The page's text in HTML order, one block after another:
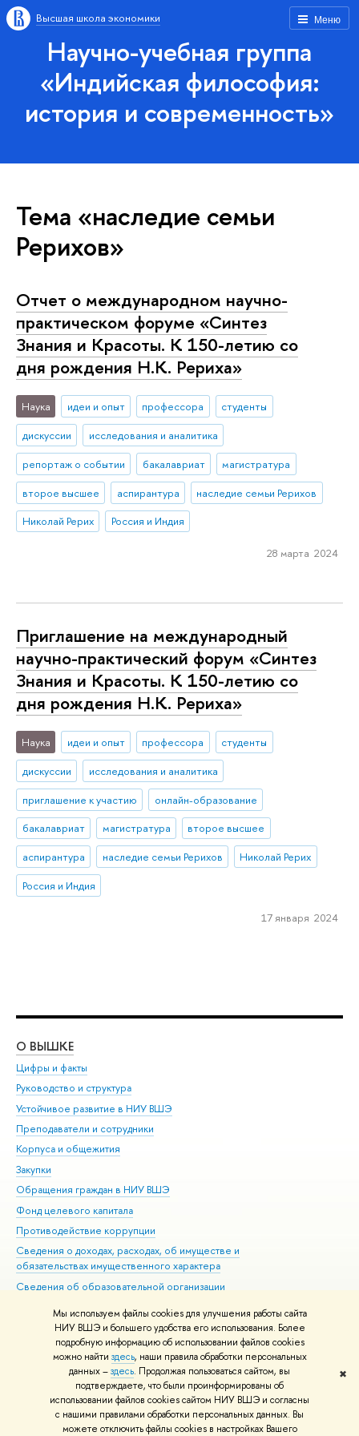
Мы используем файлы cookies для улучшения работы сайта
НИУ ВШЭ и большего удобства его использования. Более
подробную информацию об использовании файлов cookies
можно найти здесь, наши правила обработки персональных
данных –здесь. Продолжая пользоваться сайтом, вы
подтверждаете, что были проинформированы об
использовании файлов cookies сайтом НИУ ВШЭ и согласны
с нашими правилами обработки персональных данных. Вы
можете отключить файлы cookies в настройках Вашего
✖
Меню
Высшая школа экономики
Научно-учебная группа
«Индийская философия:
история и современность»
Тема «наследие семьи
Рерихов»
Отчет о международном научно-
практическом форуме «Синтез
Знания и Красоты. К 150-летию со
дня рождения Н.К. Рериха»
Наука идеи и опыт профессора
студенты
дискуссии
исследования и аналитика
репортаж о событии
бакалавриат
магистратура
второе высшее
аспирантура
наследие семьи Рерихов
Николай Рерих
Россия и Индия
28 марта 2024
Приглашение на международный
научно-практический форум «Синтез
Знания и Красоты. К 150-летию со
дня рождения Н.К. Рериха»
Наука идеи и опыт профессора
студенты
дискуссии
исследования и аналитика
приглашение к участию
онлайн-образование
бакалавриат
магистратура
второе высшее
аспирантура
наследие семьи Рерихов
Николай Рерих
Россия и Индия
17 января 2024
О ВЫШКЕ
Цифры и факты
Руководство и структура
Устойчивое развитие в НИУ ВШЭ
Преподаватели и сотрудники
Корпуса и общежития
Закупки
Обращения граждан в НИУ ВШЭ
Фонд целевого капитала
Противодействие коррупции
Сведения о доходах, расходах, об имуществе и
обязательствах имущественного характера
Сведения об образовательной организации
Людям с ограниченными возможностями здоровья
Единая платежная страница
Работа в Вышке
© НИУ ВШЭ 1993–2026 Адреса и контакты Условия использования
материалов Политика конфиденциальности Карта сайта
Шрифты HSE Sans и HSE Slab разработаны вШколе дизайна НИУ ВШЭ